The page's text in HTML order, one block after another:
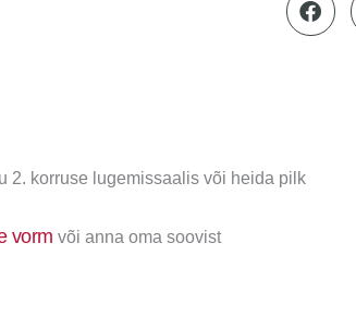
2. korruse lugemissaalis või heida pilk
vorm või anna oma soovist